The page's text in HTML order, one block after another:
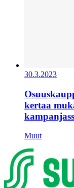
30.3.2023
kertaa
Muut